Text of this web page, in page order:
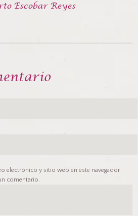
Escobar Reyes
electrónico y sitio web en este navegador
comentario.